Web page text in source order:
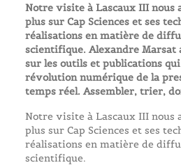
Notre visite à Lascaux III nous
plus sur Cap Sciences et ses
réalisations en matière de
scientifique. Alexandre
sur les outils et publications
révolution numérique de la
temps réel. Assembler, trier,
Notre visite à Lascaux III nous
plus sur Cap Sciences et ses
réalisations en matière de
scientifique.